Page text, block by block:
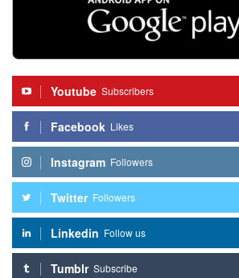
Youtube Subscribers
Facebook Likes
Instagram Followers
Twitter Followers
Linkedin Follow us
Tumblr Subscribe